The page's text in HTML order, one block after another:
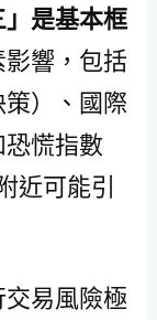
」是基本框
響，包括
）、國際
慌指數
近可能引
易風險極